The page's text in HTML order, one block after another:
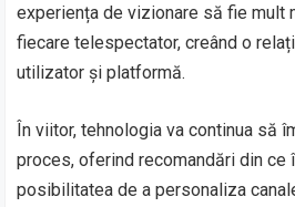
experiența de vizionare să fie mult
fiecare telespectator, creând o
utilizator și platformă.
În viitor, tehnologia va continua să
proces, oferind recomandări din ce
posibilitatea de a personaliza